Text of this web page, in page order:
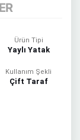
Ürün Tipi
Yaylı Yatak
Kullanım Şekli
Çift Taraf